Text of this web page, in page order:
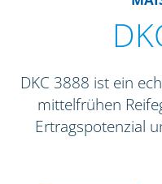
DKC 3888 ist ein
mittelfrühen
Ertragspotenzial